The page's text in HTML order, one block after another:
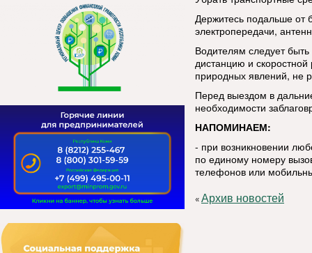
Держитесь подальше от
электропередачи,
Водителям следует
дистанцию и
природных явлений, не
Перед выездом в
необходимости
НАПОМИНАЕМ:
- при возникновении
по единому номеру
телефонов или
«Архив новостей